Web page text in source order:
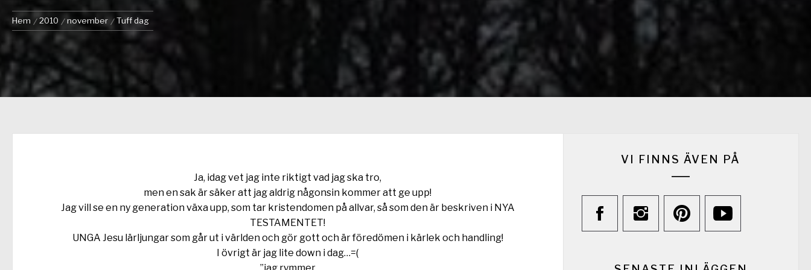
Hem 2010 november Tuff dag
Ja, idag vet jag inte riktigt vad jag ska tro,
men en sak är säker att jag aldrig någonsin kommer att ge upp!
Jag vill se en ny generation växa upp, som tar kristendomen på allvar, så som den är beskriven i NYA
TESTAMENTET!
UNGA Jesu lärljungar som går ut i världen och gör gott och är föredömen i kärlek och handling!
I övrigt är jag lite down i dag…=(
VI FINNS ÄVEN PÅ